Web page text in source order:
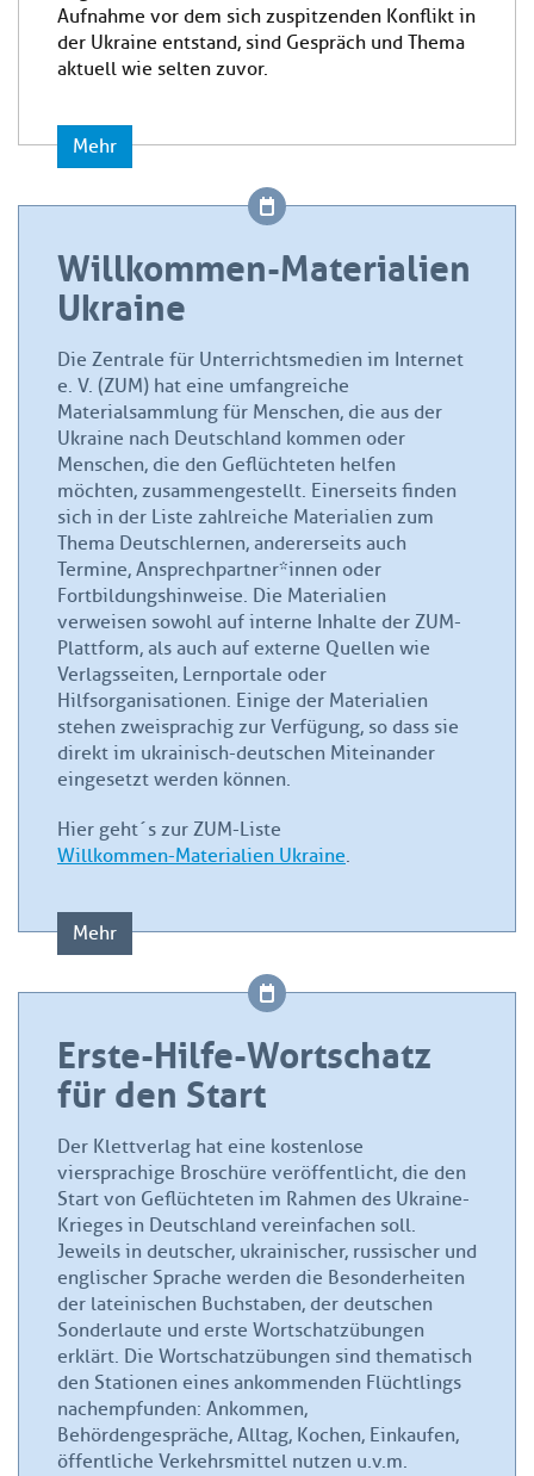
Aufnahme vor dem sich zuspitzenden Konflikt in
der Ukraine entstand, sind Gespräch und Thema
aktuell wie selten zuvor.
Mehr
Willkommen-Materialien
Ukraine
Die Zentrale für Unterrichtsmedien im Internet
e. V. (ZUM) hat eine umfangreiche
Materialsammlung für Menschen, die aus der
Ukraine nach Deutschland kommen oder
Menschen, die den Geflüchteten helfen
möchten, zusammengestellt. Einerseits finden
sich in der Liste zahlreiche Materialien zum
Thema Deutschlernen, andererseits auch
Termine, Ansprechpartner*innen oder
Fortbildungshinweise. Die Materialien
verweisen sowohl auf interne Inhalte der ZUM-
Plattform, als auch auf externe Quellen wie
Verlagsseiten, Lernportale oder
Hilfsorganisationen. Einige der Materialien
stehen zweisprachig zur Verfügung, so dass sie
direkt im ukrainisch-deutschen Miteinander
eingesetzt werden können.
Hier geht´s zur ZUM-Liste
Willkommen-Materialien Ukraine.
Mehr
Erste-Hilfe-Wortschatz
für den Start
Der Klettverlag hat eine kostenlose
viersprachige Broschüre veröffentlicht, die den
Start von Geflüchteten im Rahmen des Ukraine-
Krieges in Deutschland vereinfachen soll.
Jeweils in deutscher, ukrainischer, russischer und
englischer Sprache werden die Besonderheiten
der lateinischen Buchstaben, der deutschen
Sonderlaute und erste Wortschatzübungen
erklärt. Die Wortschatzübungen sind thematisch
den Stationen eines ankommenden Flüchtlings
nachempfunden: Ankommen,
Behördengespräche, Alltag, Kochen, Einkaufen,
öffentliche Verkehrsmittel nutzen u.v.m.